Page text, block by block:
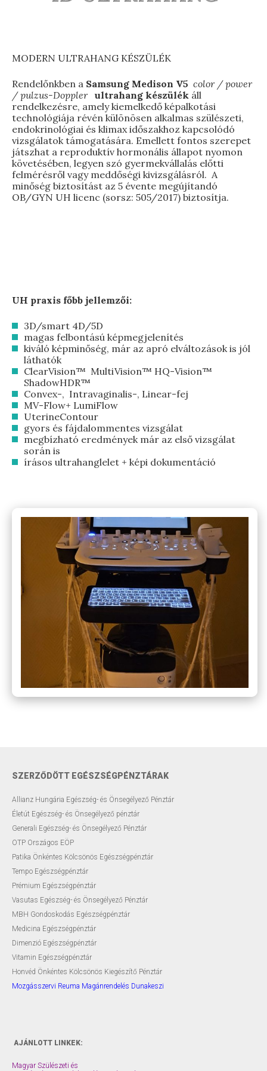
Menopauzális egészség
Modern ultrahang készülék
Távkonzultáció
Előadások
Szakmai blog
Rendelési díjak
Elérhetőségek
MODERN ULTRAHANG KÉSZÜLÉK
Rendelőnkben a Samsung Medison V5 color / power
/ pulzus-Doppler ultrahang készülék áll
rendelkezésre, amely kiemelkedő képalkotási
technológiája révén különösen alkalmas szülészeti,
endokrinológiai és klimax időszakhoz kapcsolódó
vizsgálatok támogatására. Emellett fontos szerepet
játszhat a reproduktív hormonális állapot nyomon
követésében, legyen szó gyermekvállalás előtti
felmérésről vagy meddőségi kivizsgálásról. A
minőség biztosítást az 5 évente megújítandó
OB/GYN UH licenc (sorsz: 505/2017) biztosítja.
UH praxis főbb jellemzői:
3D/smart 4D/5D
magas felbontású képmegjelenítés
kiváló képminőség, már az apró elváltozások is jól
láthatók
ClearVision™ MultiVision™ HQ-Vision™
ShadowHDR™
Convex-, Intravaginalis-, Linear-fej
MV-Flow+ LumiFlow
UterineContour
gyors és fájdalommentes vizsgálat
megbízható eredmények már az első vizsgálat
során is
írásos ultrahanglelet + képi dokumentáció
SZERZŐDÖTT EGÉSZSÉGPÉNZTÁRAK
Allianz Hungária Egészség- és Önsegélyező Pénztár
Életút Egészség- és Önsegélyező pénztár
Generali Egészség- és Önsegélyező Pénztár
OTP Országos EÖP
Patika Önkéntes Kölcsönös Egészségpénztár
Tempo Egészségpénztár
Prémium Egészségpénztár
Vasutas Egészség- és Önsegélyező Pénztár
MBH Gondoskodás Egészségpénztár
Medicina Egészségpénztár
Dimenzió Egészségpénztár
Vitamin Egészségpénztár
Honvéd Önkéntes Kölcsönös Kiegészítő Pénztár
Mozgásszervi Reuma Magánrendelés Dunakeszi
AJÁNLOTT LINKEK:
Magyar Szülészeti és